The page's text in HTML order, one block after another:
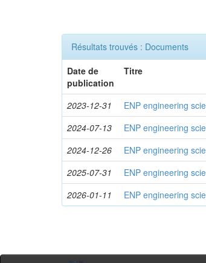
Résultats trouvés : Documents
Date de
publication
Titre
2023-12-31 ENP engineering
2024-07-13
ENP engineering
2024-12-26
ENP engineering
2025-07-31
ENP engineering
2026-01-11
ENP engineering